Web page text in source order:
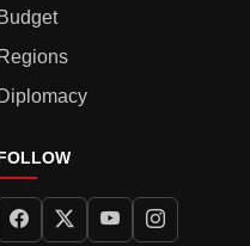
Budget
Regions
Diplomacy
FOLLOW